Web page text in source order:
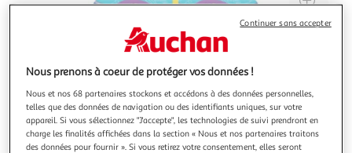
Nous prenons à coeur de protéger vos données !
Nous et nos 68 partenaires stockons et accédons à des données personnelles,
telles que des données de navigation ou des identifiants uniques, sur votre
appareil. Si vous sélectionnez "J'accepte", les technologies de suivi prendront en
charge les finalités affichées dans la section « Nous et nos partenaires traitons
des données pour fournir ». Si vous retirez votre consentement, elles seront
Continuer sans accepter